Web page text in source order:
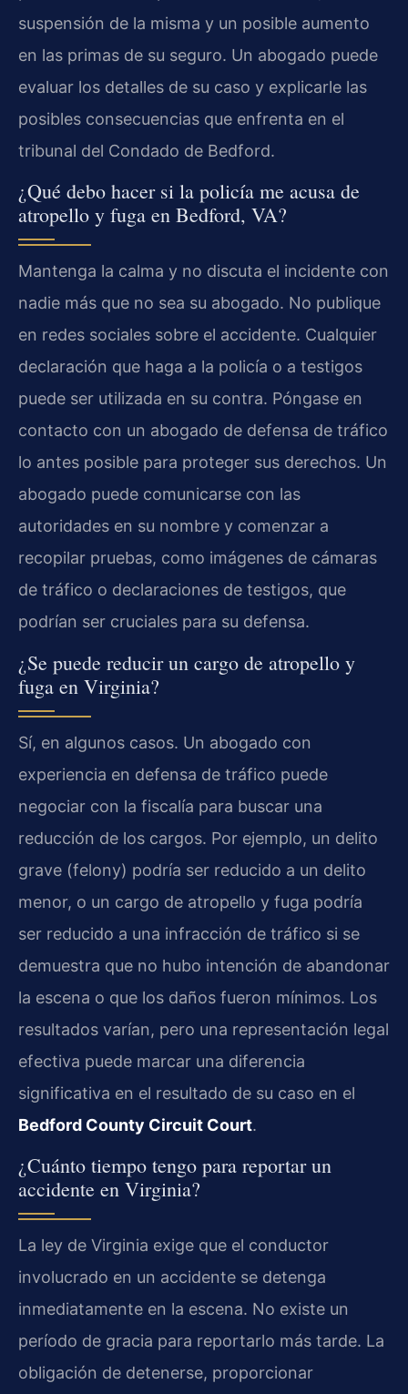
suspensión de la misma y un posible aumento
en las primas de su seguro. Un abogado puede
evaluar los detalles de su caso y explicarle las
posibles consecuencias que enfrenta en el
tribunal del Condado de Bedford.
¿Qué debo hacer si la policía me acusa de
atropello y fuga en Bedford, VA?
Mantenga la calma y no discuta el incidente con
nadie más que no sea su abogado. No publique
en redes sociales sobre el accidente. Cualquier
declaración que haga a la policía o a testigos
puede ser utilizada en su contra. Póngase en
contacto con un abogado de defensa de tráfico
lo antes posible para proteger sus derechos. Un
abogado puede comunicarse con las
autoridades en su nombre y comenzar a
recopilar pruebas, como imágenes de cámaras
de tráfico o declaraciones de testigos, que
podrían ser cruciales para su defensa.
¿Se puede reducir un cargo de atropello y
fuga en Virginia?
Sí, en algunos casos. Un abogado con
experiencia en defensa de tráfico puede
negociar con la fiscalía para buscar una
reducción de los cargos. Por ejemplo, un delito
grave (felony) podría ser reducido a un delito
menor, o un cargo de atropello y fuga podría
ser reducido a una infracción de tráfico si se
demuestra que no hubo intención de abandonar
la escena o que los daños fueron mínimos. Los
resultados varían, pero una representación legal
efectiva puede marcar una diferencia
significativa en el resultado de su caso en el
Bedford County Circuit Court.
¿Cuánto tiempo tengo para reportar un
accidente en Virginia?
La ley de Virginia exige que el conductor
involucrado en un accidente se detenga
inmediatamente en la escena. No existe un
período de gracia para reportarlo más tarde. La
obligación de detenerse, proporcionar